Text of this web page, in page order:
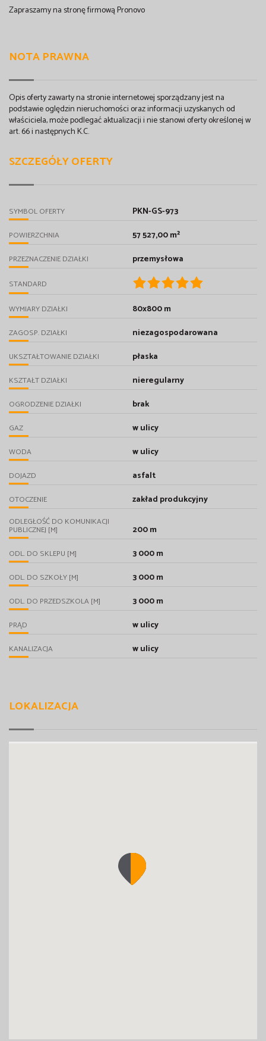
Zapraszamy na stronę firmową Pronovo
NOTA PRAWNA
Opis oferty zawarty na stronie internetowej sporządzany jest na
podstawie oględzin nieruchomości oraz informacji uzyskanych od
właściciela, może podlegać aktualizacji i nie stanowi oferty określonej w
art. 66 i następnych K.C.
SZCZEGÓŁY OFERTY
SYMBOL OFERTY PKN-GS-973
POWIERZCHNIA 57 527,00 m²
PRZEZNACZENIE DZIAŁKI przemysłowa
STANDARD
WYMIARY DZIAŁKI 80x800 m
ZAGOSP. DZIAŁKI niezagospodarowana
UKSZTAŁTOWANIE DZIAŁKI płaska
KSZTAŁT DZIAŁKI nieregularny
OGRODZENIE DZIAŁKI brak
GAZ w ulicy
WODA w ulicy
DOJAZD asfalt
OTOCZENIE zakład produkcyjny
ODLEGŁOŚĆ DO KOMUNIKACJI
PUBLICZNEJ [M] 200 m
ODL. DO SKLEPU [M] 3 000 m
ODL. DO SZKOŁY [M] 3 000 m
ODL. DO PRZEDSZKOLA [M] 3 000 m
PRĄD w ulicy
KANALIZACJA w ulicy
LOKALIZACJA